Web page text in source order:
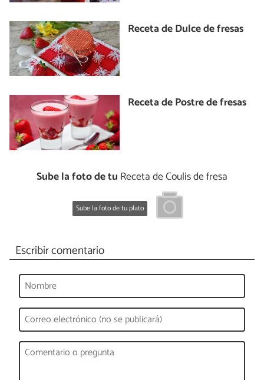
Receta de Dulce de fresas
Receta de Postre de fresas
Sube la foto de tu Receta de Coulis de fresa
Sube la foto de tu plato
Escribir comentario